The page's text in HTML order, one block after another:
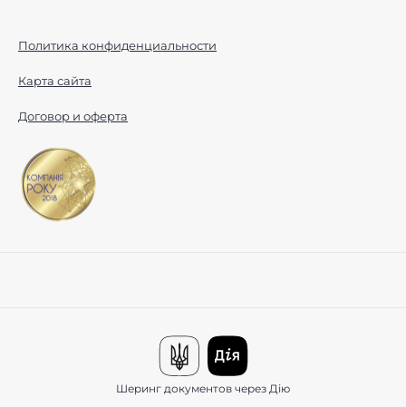
Политика конфиденциальности
Карта сайта
Договор и оферта
Шеринг документов через Дію